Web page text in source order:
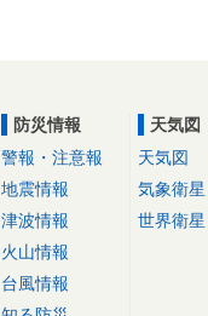
防災情報
警報・注意報
地震情報
津波情報
火山情報
台風情報
天気図
天気図
気象衛星
世界衛星